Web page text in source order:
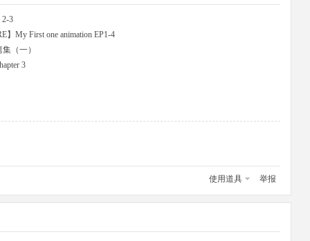
2-3
My First one animation EP1-4
（一）
3
使用道具 举报